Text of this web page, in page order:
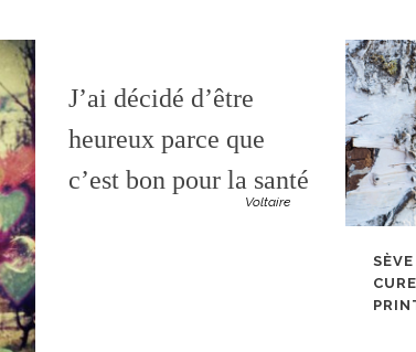
J’ai décidé d’être
heureux parce que
c’est bon pour la santé
Voltaire